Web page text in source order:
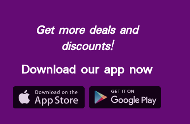
Get more deals and
discounts!
Download our app now